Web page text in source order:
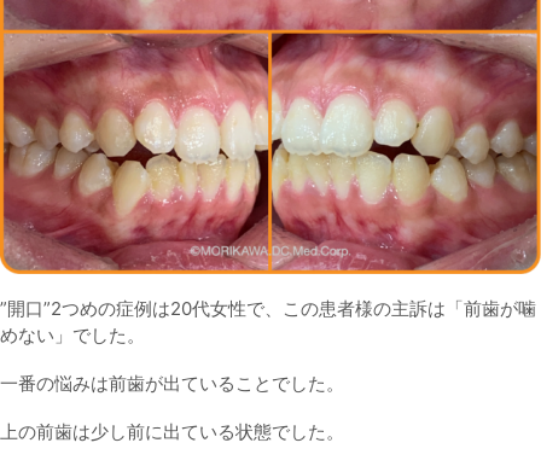
”開口”2つめの症例は20代女性で、この患者様の主訴は「前歯が噛
めない」でした。
一番の悩みは前歯が出ていることでした。
上の前歯は少し前に出ている状態でした。